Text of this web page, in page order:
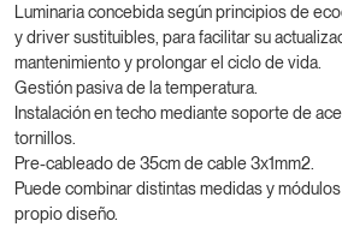
Luminaria concebida según principios de
y driver sustituibles, para facilitar su
mantenimiento y prolongar el ciclo de vida.
Gestión pasiva de la temperatura.
Instalación en techo mediante soporte de
tornillos.
Pre-cableado de 35cm de cable 3x1mm2.
Puede combinar distintas medidas y
propio diseño.